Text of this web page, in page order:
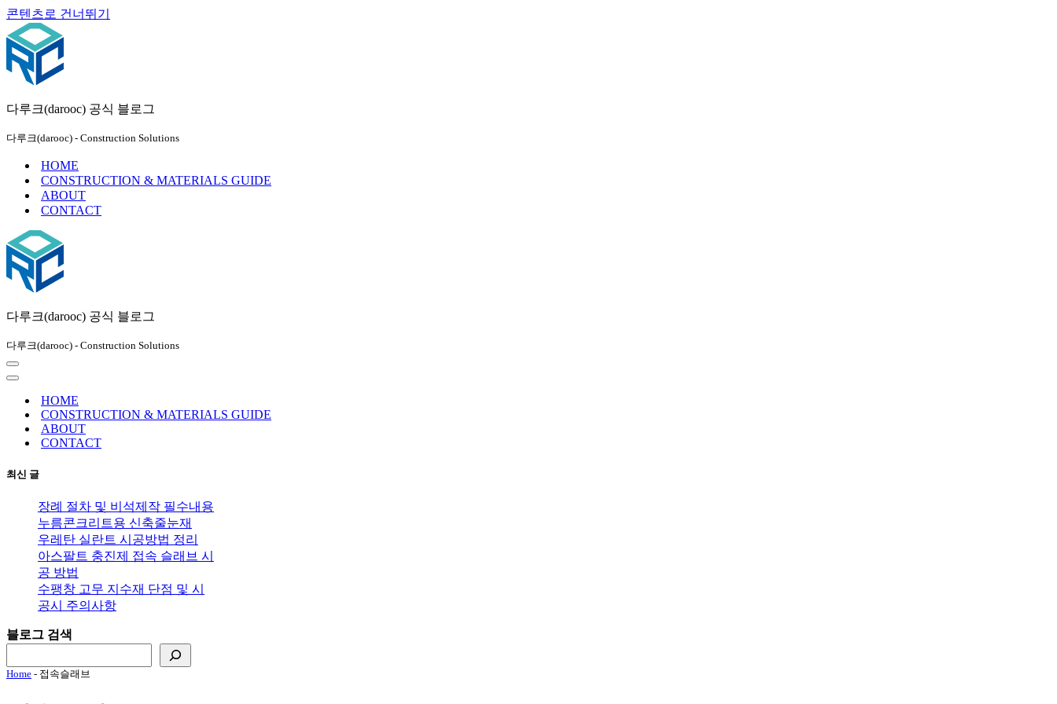
콘텐츠로 건너뛰기
다루크(darooc) 공식 블로그
다루크(darooc) - Construction Solutions
HOME
CONSTRUCTION & MATERIALS GUIDE
ABOUT
CONTACT
다루크(darooc) 공식 블로그
다루크(darooc) - Construction Solutions
내
비
내
뉴
HOME
CONSTRUCTION & MATERIALS GUIDE
ABOUT
CONTACT
최신 글
장례 절차 및 비석제작 필수내용
누름콘크리트용 신축줄눈재
우레탄 실란트 시공방법 정리
아스팔트 충진제 접속 슬래브 시
공 방법
수팽창 고무 지수재 단점 및 시
공시 주의사항
블로그 검색
Home - 접속슬래브